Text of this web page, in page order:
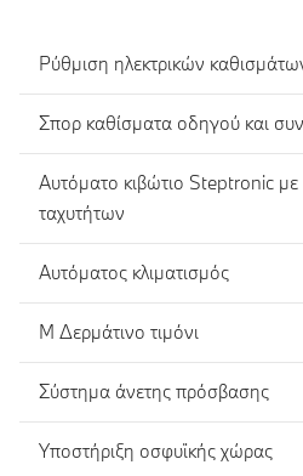
Ρύθμιση ηλεκτρικών
Σπορ καθίσματα οδηγού και
Αυτόματο κιβώτιο Steptronic με
ταχυτήτων
Αυτόματος κλιματισμός
Μ Δερμάτινο τιμόνι
Σύστημα άνετης πρόσβασης
Υποστήριξη οσφυϊκής χώρας